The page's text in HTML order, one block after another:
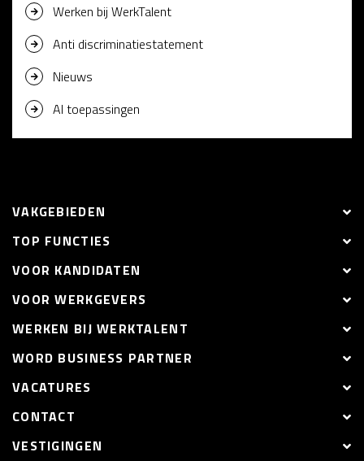
Werken bij WerkTalent
Anti discriminatiestatement
Nieuws
AI toepassingen
VAKGEBIEDEN
TOP FUNCTIES
VOOR KANDIDATEN
VOOR WERKGEVERS
WERKEN BIJ WERKTALENT
WORD BUSINESS PARTNER
VACATURES
CONTACT
VESTIGINGEN